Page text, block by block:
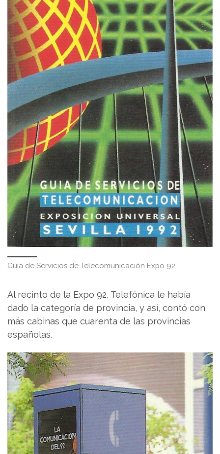
Guía de Servicios de Telecomunicación Expo 92.
Al recinto de la Expo 92, Telefónica le había
dado la categoría de provincia, y así, contó con
más cabinas que cuarenta de las provincias
españolas.